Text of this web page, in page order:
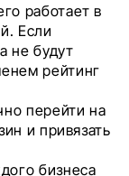
работает в
Если
не будут
рейтинг
перейти на
и привязать
бизнеса